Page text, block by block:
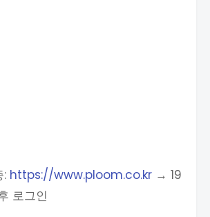
: https://www.ploom.co.kr → 19
로그인